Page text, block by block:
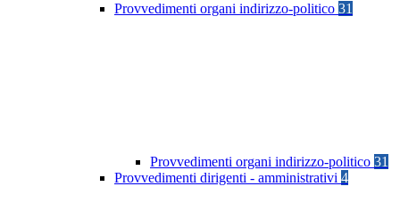
Provvedimenti organi indirizzo-politico 31
Provvedimenti organi indirizzo-politico 31
Provvedimenti dirigenti - amministrativi 4